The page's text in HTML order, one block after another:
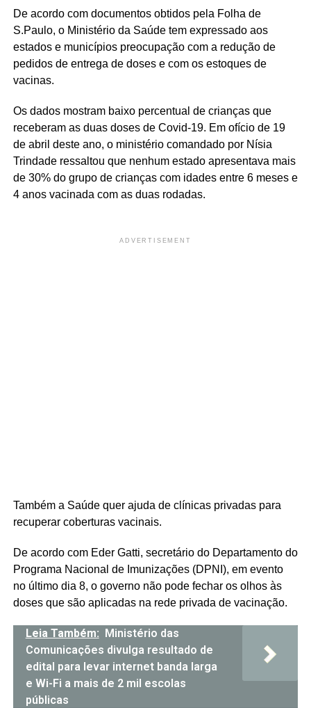
De acordo com documentos obtidos pela Folha de
S.Paulo, o Ministério da Saúde tem expressado aos
estados e municípios preocupação com a redução de
pedidos de entrega de doses e com os estoques de
vacinas.
Os dados mostram baixo percentual de crianças que
receberam as duas doses de Covid-19. Em ofício de 19
de abril deste ano, o ministério comandado por Nísia
Trindade ressaltou que nenhum estado apresentava mais
de 30% do grupo de crianças com idades entre 6 meses e
4 anos vacinada com as duas rodadas.
ADVERTISEMENT
Também a Saúde quer ajuda de clínicas privadas para
recuperar coberturas vacinais.
De acordo com Eder Gatti, secretário do Departamento do
Programa Nacional de Imunizações (DPNI), em evento
no último dia 8, o governo não pode fechar os olhos às
doses que são aplicadas na rede privada de vacinação.
Leia Também: Ministério das
Comunicações divulga resultado de
edital para levar internet banda larga
e Wi-Fi a mais de 2 mil escolas
públicas